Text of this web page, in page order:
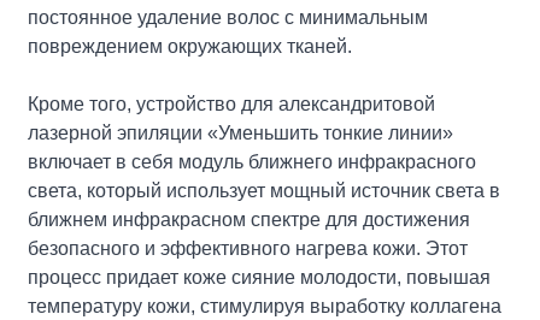
постоянное удаление волос с минимальным
повреждением окружающих тканей.
Кроме того, устройство для александритовой
лазерной эпиляции «Уменьшить тонкие линии»
включает в себя модуль ближнего инфракрасного
света, который использует мощный источник света в
ближнем инфракрасном спектре для достижения
безопасного и эффективного нагрева кожи. Этот
процесс придает коже сияние молодости, повышая
температуру кожи, стимулируя выработку коллагена